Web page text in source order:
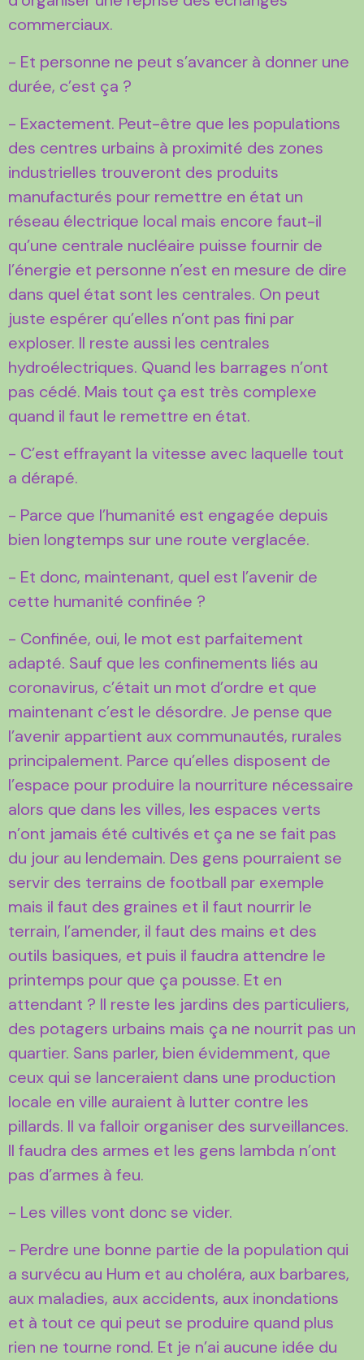
commerciaux.
- Et personne ne peut s’avancer à donner une
durée, c’est ça ?
- Exactement. Peut-être que les populations
des centres urbains à proximité des zones
industrielles trouveront des produits
manufacturés pour remettre en état un
réseau électrique local mais encore faut-il
qu’une centrale nucléaire puisse fournir de
l’énergie et personne n’est en mesure de dire
dans quel état sont les centrales. On peut
juste espérer qu’elles n’ont pas fini par
exploser. Il reste aussi les centrales
hydroélectriques. Quand les barrages n’ont
pas cédé. Mais tout ça est très complexe
quand il faut le remettre en état.
- C’est effrayant la vitesse avec laquelle tout
a dérapé.
- Parce que l’humanité est engagée depuis
bien longtemps sur une route verglacée.
- Et donc, maintenant, quel est l’avenir de
cette humanité confinée ?
- Confinée, oui, le mot est parfaitement
adapté. Sauf que les confinements liés au
coronavirus, c’était un mot d’ordre et que
maintenant c’est le désordre. Je pense que
l’avenir appartient aux communautés, rurales
principalement. Parce qu’elles disposent de
l’espace pour produire la nourriture nécessaire
alors que dans les villes, les espaces verts
n’ont jamais été cultivés et ça ne se fait pas
du jour au lendemain. Des gens pourraient se
servir des terrains de football par exemple
mais il faut des graines et il faut nourrir le
terrain, l’amender, il faut des mains et des
outils basiques, et puis il faudra attendre le
printemps pour que ça pousse. Et en
attendant ? Il reste les jardins des particuliers,
des potagers urbains mais ça ne nourrit pas un
quartier. Sans parler, bien évidemment, que
ceux qui se lanceraient dans une production
locale en ville auraient à lutter contre les
pillards. Il va falloir organiser des surveillances.
Il faudra des armes et les gens lambda n’ont
pas d’armes à feu.
- Les villes vont donc se vider.
- Perdre une bonne partie de la population qui
a survécu au Hum et au choléra, aux barbares,
aux maladies, aux accidents, aux inondations
et à tout ce qui peut se produire quand plus
rien ne tourne rond. Et je n’ai aucune idée du